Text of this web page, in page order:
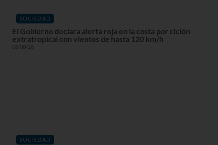
SOCIEDAD
El Gobierno declara alerta roja en la costa por ciclón
extratropical con vientos de hasta 120 km/h
06/08/26
SOCIEDAD